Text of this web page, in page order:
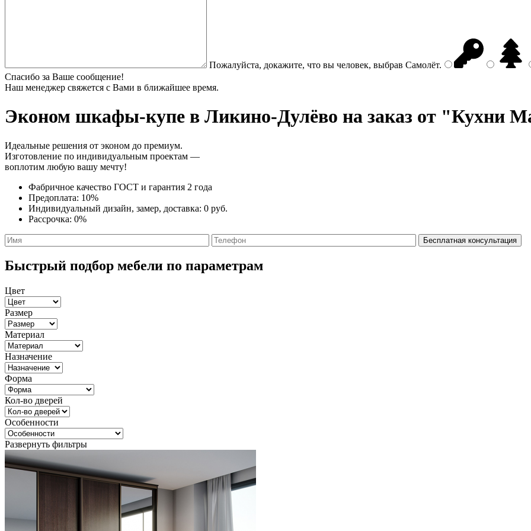
Пожалуйста, докажите, что вы человек, выбрав Самолёт.
Спасибо за Ваше сообщение!
Наш менеджер свяжется с Вами в ближайшее время.
Эконом шкафы-купе в Ликино-Дулёво на заказ от "Кухни
Идеальные решения от эконом до премиум.
Изготовление по индивидуальным проектам —
воплотим любую вашу мечту!
Фабричное качество ГОСТ и гарантия 2 года
Предоплата: 10%
Индивидуальный дизайн, замер, доставка: 0 руб.
Рассрочка: 0%
Быстрый подбор мебели по параметрам
Цвет
Размер
Материал
Назначение
Форма
Кол-во дверей
Особенности
Развернуть фильтры